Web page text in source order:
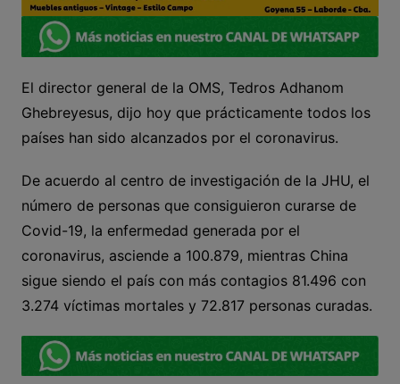
El director general de la OMS, Tedros Adhanom
Ghebreyesus, dijo hoy que prácticamente todos los
países han sido alcanzados por el coronavirus.
De acuerdo al centro de investigación de la JHU, el
número de personas que consiguieron curarse de
Covid-19, la enfermedad generada por el
coronavirus, asciende a 100.879, mientras China
sigue siendo el país con más contagios 81.496 con
3.274 víctimas mortales y 72.817 personas curadas.